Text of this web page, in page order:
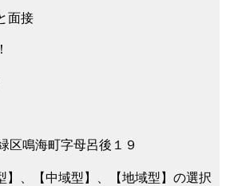
面接
区鳴海町字母呂後１９
】、【中域型】、【地域型】の選択